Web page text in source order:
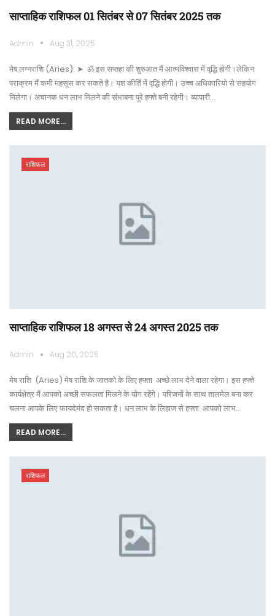
साप्ताहिक राशिफल 01 सितंबर से 07 सितंबर 2025 तक
Admin Aug 31, 2025
मेष लग्नराशि (Aries): ➤ ॐ इस सप्तहा की शुरुआत मैं आत्मविश्वास में वृद्धि होगी।लेकिन
पराक्रम मैं कमी महसूस कर सकते है। यश कीर्ति में वृद्धि होगी। उच्च अधिकारियो से सहयोग
मिलेगा। अचानक धन लाभ मिलने की संभाबना पूरे हफ्ते बनी रहेगी। व्यापारी…
READ MORE...
राशिफल
साप्ताहिक राशिफल 18 अगस्त से 24 अगस्त 2025 तक
Admin Aug 20, 2025
मेष राशि (Aries) मेष राशि के जातको के लिए हफ्ता अच्छे लाभ देने वाला रहेगा। इस हफ्ते
कार्यक्षेत्र मैं आपको अच्छी सफलता मिलने के योग रहेंगे। परिजनों के साथ तालमेल बना कर
चलना आपके लिए फायदेमंद हो सकता है। धन लाभ के लिहाज से हफ्ता आपको लाभ…
READ MORE...
राशिफल